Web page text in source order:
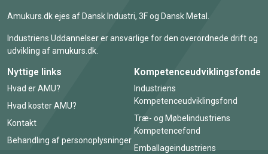
Amukurs.dk ejes af Dansk Industri, 3F og Dansk Metal.
Industriens Uddannelser er ansvarlige for den overordnede drift og
udvikling af amukurs.dk.
Nyttige links
Hvad er AMU?
Hvad koster AMU?
Kontakt
Behandling af personoplysninger
Kompetenceudviklingsfonde
Industriens
Kompetenceudviklingsfond
Træ- og Møbelindustriens
Kompetencefond
Emballageindustriens